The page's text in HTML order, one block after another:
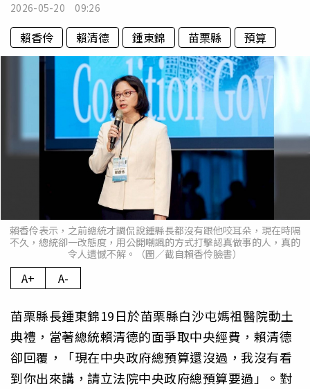
2026-05-20 09:26
賴香伶 賴清德 鍾東錦 苗栗縣 預算
賴香伶表示，之前總統才調侃說鍾縣長都沒有跟他咬耳朵，現在時隔
不久，總統卻一改態度，用公開嘲諷的方式打擊認真做事的人，真的
令人遺憾不解。（圖／截自賴香伶臉書）
A+ A-
苗栗縣長鍾東錦19日於苗栗縣白沙屯媽祖醫院動土
典禮，當著總統賴清德的面爭取中央經費，賴清德
卻回覆，「現在中央政府總預算還沒過，我沒有看
到你出來講，請立法院中央政府總預算要過」。對